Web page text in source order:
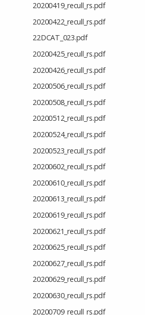
20200419_recull_rs.pdf
20200422_recull_rs.pdf
22DCAT_023.pdf
20200425_recull_rs.pdf
20200426_recull_rs.pdf
20200506_recull_rs.pdf
20200508_recull_rs.pdf
20200512_recull_rs.pdf
20200524_recull_rs.pdf
20200523_recull_rs.pdf
20200602_recull_rs.pdf
20200610_recull_rs.pdf
20200613_recull_rs.pdf
20200619_recull_rs.pdf
20200621_recull_rs.pdf
20200625_recull_rs.pdf
20200627_recull_rs.pdf
20200629_recull_rs.pdf
20200630_recull_rs.pdf
20200709_recull_rs.pdf